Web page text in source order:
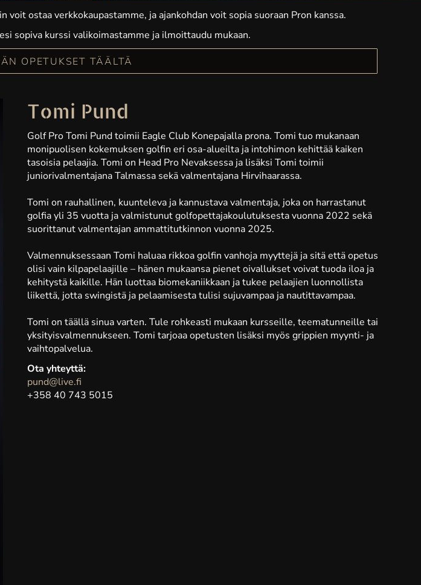
ostaa verkkokaupastamme, ja ajankohdan voit sopia suoraan Pron kanssa.
sopiva kurssi valikoimastamme ja ilmoittaudu mukaan.
OPETUKSET TÄÄLTÄ
Tomi Pund
Golf Pro Tomi Pund toimii Eagle Club Konepajalla prona. Tomi tuo mukanaan
monipuolisen kokemuksen golfin eri osa-alueilta ja intohimon kehittää kaiken
tasoisia pelaajia. Tomi on Head Pro Nevaksessa ja lisäksi Tomi toimii
juniorivalmentajana Talmassa sekä valmentajana Hirvihaarassa.
Tomi on rauhallinen, kuunteleva ja kannustava valmentaja, joka on harrastanut
golfia yli 35 vuotta ja valmistunut golfopettajakoulutuksesta vuonna 2022 sekä
suorittanut valmentajan ammattitutkinnon vuonna 2025.
Valmennuksessaan Tomi haluaa rikkoa golfin vanhoja myyttejä ja sitä että opetus
olisi vain kilpapelaajille – hänen mukaansa pienet oivallukset voivat tuoda iloa ja
kehitystä kaikille. Hän luottaa biomekaniikkaan ja tukee pelaajien luonnollista
liikettä, jotta swingistä ja pelaamisesta tulisi sujuvampaa ja nautittavampaa.
Tomi on täällä sinua varten. Tule rohkeasti mukaan kursseille, teematunneille tai
yksityisvalmennukseen. Tomi tarjoaa opetusten lisäksi myös grippien myynti- ja
vaihtopalvelua.
Ota yhteyttä:
pund@live.fi
+358 40 743 5015